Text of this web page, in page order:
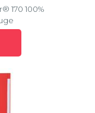
170 100%